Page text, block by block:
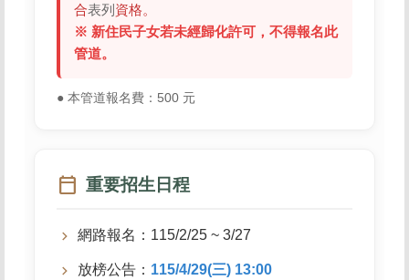
合表列 資格。
※ 新住民子女若未經歸化許可，不得報名此
管道。
● 本管道報名費：500 元
calendar_today 重要招生日程
網路報名：115/2/25 ~ 3/27
放榜公告： 115/4/29(三) 13:00